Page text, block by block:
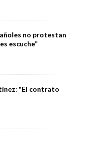
no protestan
escuche”
"El contrato